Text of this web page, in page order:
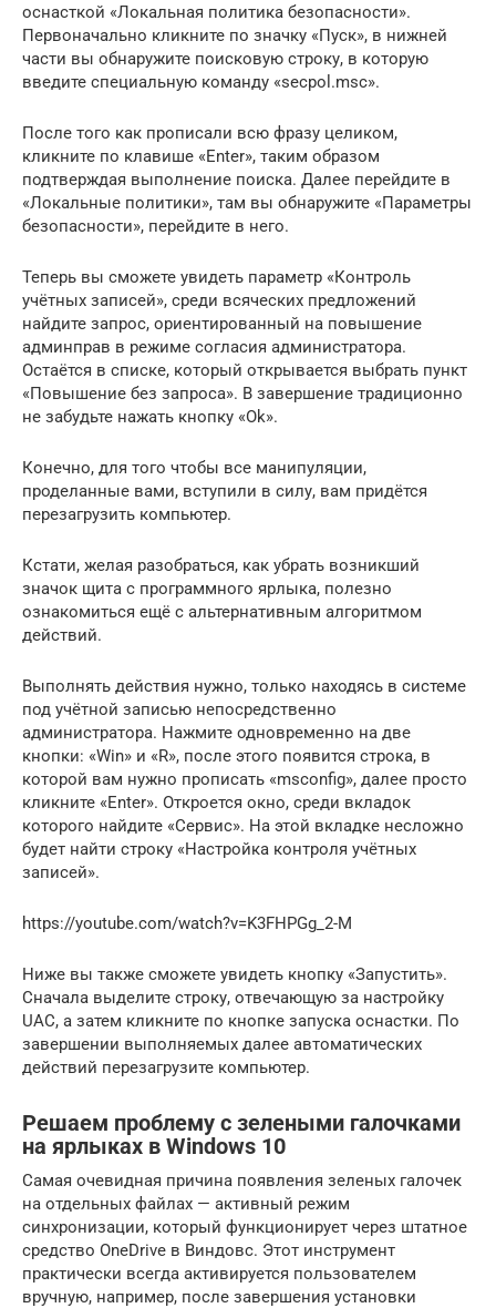
оснасткой «Локальная политика безопасности».
Первоначально кликните по значку «Пуск», в нижней
части вы обнаружите поисковую строку, в которую
введите специальную команду «secpol.msc».
После того как прописали всю фразу целиком,
кликните по клавише «Enter», таким образом
подтверждая выполнение поиска. Далее перейдите в
«Локальные политики», там вы обнаружите «Параметры
безопасности», перейдите в него.
Теперь вы сможете увидеть параметр «Контроль
учётных записей», среди всяческих предложений
найдите запрос, ориентированный на повышение
админправ в режиме согласия администратора.
Остаётся в списке, который открывается выбрать пункт
«Повышение без запроса». В завершение традиционно
не забудьте нажать кнопку «Ok».
Конечно, для того чтобы все манипуляции,
проделанные вами, вступили в силу, вам придётся
перезагрузить компьютер.
Кстати, желая разобраться, как убрать возникший
значок щита с программного ярлыка, полезно
ознакомиться ещё с альтернативным алгоритмом
действий.
Выполнять действия нужно, только находясь в системе
под учётной записью непосредственно
администратора. Нажмите одновременно на две
кнопки: «Win» и «R», после этого появится строка, в
которой вам нужно прописать «msconfig», далее просто
кликните «Enter». Откроется окно, среди вкладок
которого найдите «Сервис». На этой вкладке несложно
будет найти строку «Настройка контроля учётных
записей».
https://youtube.com/watch?v=K3FHPGg_2-M
Ниже вы также сможете увидеть кнопку «Запустить».
Сначала выделите строку, отвечающую за настройку
UAC, а затем кликните по кнопке запуска оснастки. По
завершении выполняемых далее автоматических
действий перезагрузите компьютер.
Решаем проблему с зелеными галочками
на ярлыках в Windows 10
Самая очевидная причина появления зеленых галочек
на отдельных файлах — активный режим
синхронизации, который функционирует через штатное
средство OneDrive в Виндовс. Этот инструмент
практически всегда активируется пользователем
вручную, например, после завершения установки